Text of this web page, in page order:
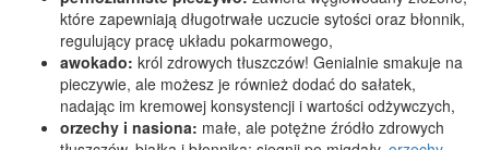
które zapewniają długotrwałe uczucie sytości oraz błonnik,
regulujący pracę układu pokarmowego,
awokado: król zdrowych tłuszczów! Genialnie smakuje na
pieczywie, ale możesz je również dodać do sałatek,
nadając im kremowej konsystencji i wartości odżywczych,
orzechy i nasiona: małe, ale potężne źródło zdrowych